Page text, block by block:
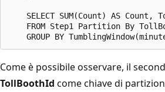
SELECT SUM(Count) AS Count,
FROM Step1 Partition By
Come è possibile osservare, il
TollBoothId come chiave di